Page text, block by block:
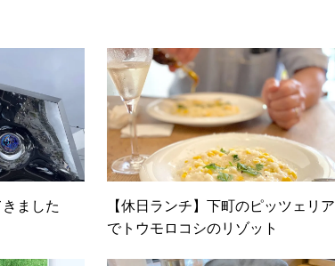
きました
【休日ランチ】下町のピッツェリア
でトウモロコシのリゾット